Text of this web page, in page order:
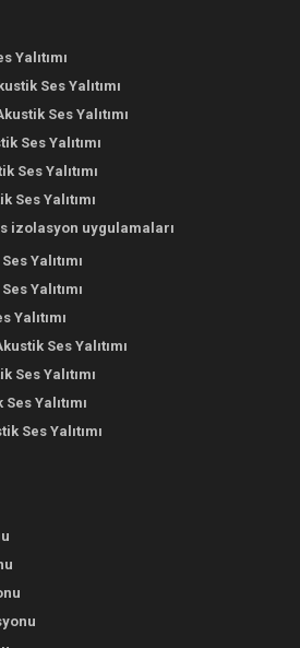
Yalıtımı
Ses Yalıtımı
Ses Yalıtımı
Ses Yalıtımı
Ses Yalıtımı
Ses Yalıtımı
izolasyon uygulamaları
Yalıtımı
Yalıtımı
Yalıtımı
Ses Yalıtımı
Ses Yalıtımı
Yalıtımı
Ses Yalıtımı